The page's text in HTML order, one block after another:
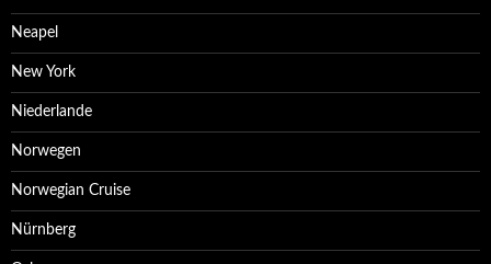
Neapel
New York
Niederlande
Norwegen
Norwegian Cruise
Nürnberg